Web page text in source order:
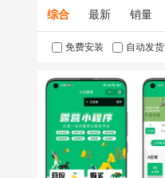
综合 最新 销量
免费安装 自动发货